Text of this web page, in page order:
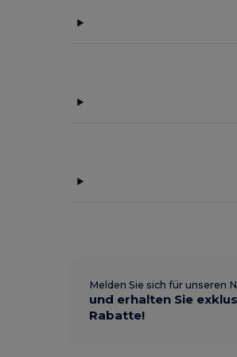
Melden Sie sich für unseren
und erhalten Sie
Rabatte!